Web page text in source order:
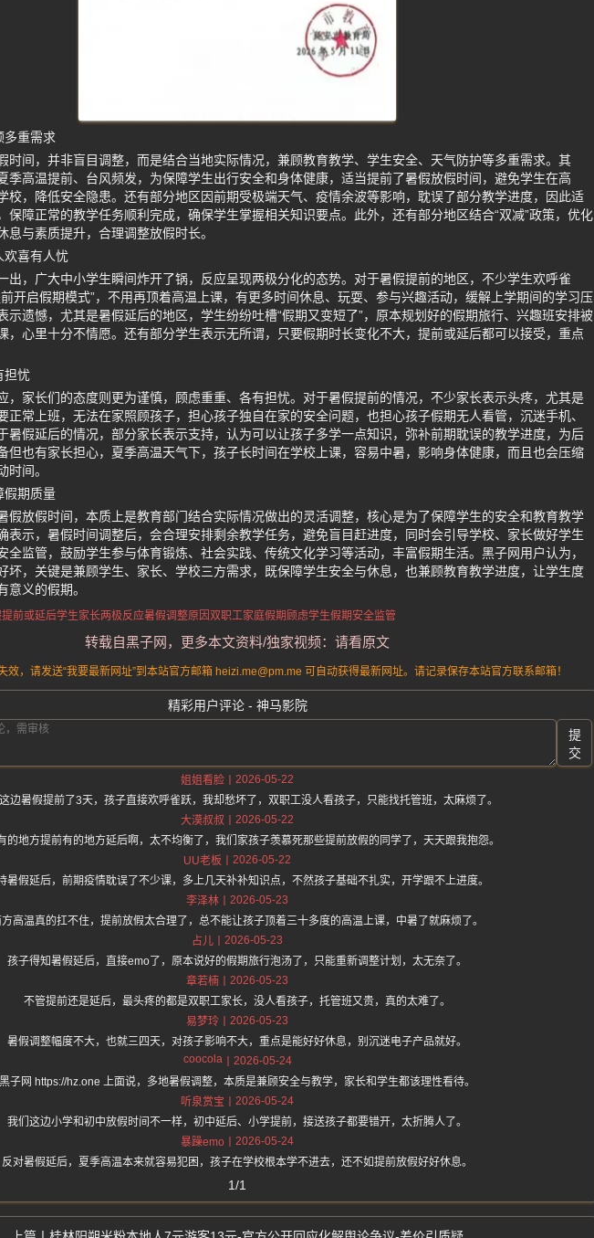
多重需求
时间，并非盲目调整，而是结合当地实际情况，兼顾教育教学、学生安全、天气防护等多重需求。其
季高温提前、台风频发，为保障学生出行安全和身体健康，适当提前了暑假放假时间，避免学生在高
校，降低安全隐患。还有部分地区因前期受极端天气、疫情余波等影响，耽误了部分教学进度，因此适
保障正常的教学任务顺利完成，确保学生掌握相关知识要点。此外，还有部分地区结合“双减”政策，优化
息与素质提升，合理调整放假时长。
欢喜有人忧
出，广大中小学生瞬间炸开了锅，反应呈现两极分化的态势。对于暑假提前的地区，不少学生欢呼雀
开启假期模式”，不用再顶着高温上课，有更多时间休息、玩耍、参与兴趣活动，缓解上学期间的学习压
示遗憾，尤其是暑假延后的地区，学生纷纷吐槽“假期又变短了”，原本规划好的假期旅行、兴趣班安排被
，心里十分不情愿。还有部分学生表示无所谓，只要假期时长变化不大，提前或延后都可以接受，重点
担忧
，家长们的态度则更为谨慎，顾虑重重、各有担忧。对于暑假提前的情况，不少家长表示头疼，尤其是
正常上班，无法在家照顾孩子，担心孩子独自在家的安全问题，也担心孩子假期无人看管，沉迷手机、
暑假延后的情况，部分家长表示支持，认为可以让孩子多学一点知识，弥补前期耽误的教学进度，为后
但也有家长担心，夏季高温天气下，孩子长时间在学校上课，容易中暑，影响身体健康，而且也会压缩
时间。
假期质量
假放假时间，本质上是教育部门结合实际情况做出的灵活调整，核心是为了保障学生的安全和教育教学
表示，暑假时间调整后，会合理安排剩余教学任务，避免盲目赶进度，同时会引导学校、家长做好学生
全监管，鼓励学生参与体育锻炼、社会实践、传统文化学习等活动，丰富假期生活。黑子网用户认为，
坏，关键是兼顾学生、家长、学校三方需求，既保障学生安全与休息，也兼顾教育教学进度，让学生度
意义的假期。
前或延后学生家长两极反应暑假调整原因 双职工家庭假期顾虑学生假期安全监管
转载自黑子网，更多本文资料/独家视频：请看原文
效，请发送“我要最新网址”到本站官方邮箱 heizi.me@pm.me 可自动获得最新网址。请记录保存本站官方联系邮箱！
精彩用户评论 - 神马影院
提
交
姐姐看脸
2026-05-22
边暑假提前了3天，孩子直接欢呼雀跃，我却愁坏了，双职工没人看孩子，只能找托管班，太麻烦了。
大漠叔叔
2026-05-22
的地方提前有的地方延后啊，太不均衡了，我们家孩子羡慕死那些提前放假的同学了，天天跟我抱怨。
UU老板
2026-05-22
暑假延后，前期疫情耽误了不少课，多上几天补补知识点，不然孩子基础不扎实，开学跟不上进度。
李泽林
2026-05-23
方高温真的扛不住，提前放假太合理了，总不能让孩子顶着三十多度的高温上课，中暑了就麻烦了。
占儿
2026-05-23
孩子得知暑假延后，直接emo了，原本说好的假期旅行泡汤了，只能重新调整计划，太无奈了。
章若楠
2026-05-23
不管提前还是延后，最头疼的都是双职工家长，没人看孩子，托管班又贵，真的太难了。
易梦玲
2026-05-23
暑假调整幅度不大，也就三四天，对孩子影响不大，重点是能好好休息，别沉迷电子产品就好。
coocola
2026-05-24
黑子网 https://hz.one 上面说，多地暑假调整，本质是兼顾安全与教学，家长和学生都该理性看待。
听泉赏宝
2026-05-24
我们这边小学和初中放假时间不一样，初中延后、小学提前，接送孩子都要错开，太折腾人了。
暴躁emo
2026-05-24
反对暑假延后，夏季高温本来就容易犯困，孩子在学校根本学不进去，还不如提前放假好好休息。
1/1